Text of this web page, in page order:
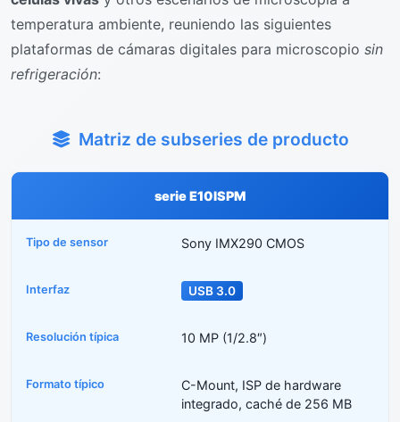
temperatura ambiente, reuniendo las siguientes
plataformas de cámaras digitales para microscopio sin
refrigeración:
Matriz de subseries de producto
serie E10ISPM
Sony IMX290 CMOS
USB 3.0
10 MP (1/2.8″)
C-Mount, ISP de hardware
integrado, caché de 256 MB